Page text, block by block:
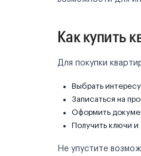
Как купить
Для покупки
Выбрать
Записаться на
Оформить
Получить ключи и
Не упустите